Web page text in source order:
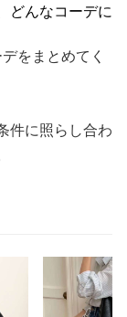
どんなコーデに
をまとめてく
件に照らし合わ